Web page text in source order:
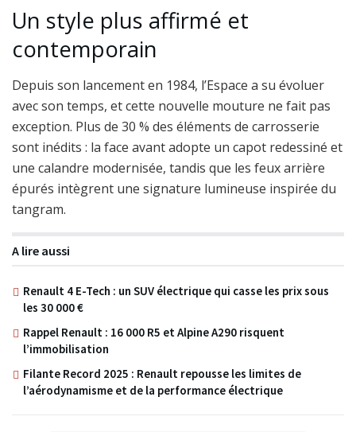
Un style plus affirmé et
contemporain
Depuis son lancement en 1984, l’Espace a su évoluer
avec son temps, et cette nouvelle mouture ne fait pas
exception. Plus de 30 % des éléments de carrosserie
sont inédits : la face avant adopte un capot redessiné et
une calandre modernisée, tandis que les feux arrière
épurés intègrent une signature lumineuse inspirée du
tangram.
A lire aussi
Renault 4 E-Tech : un SUV électrique qui casse les prix sous
les 30 000 €
Rappel Renault : 16 000 R5 et Alpine A290 risquent
l’immobilisation
Filante Record 2025 : Renault repousse les limites de
l’aérodynamisme et de la performance électrique